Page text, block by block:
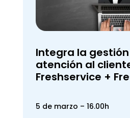
Integra la gestión
atención al
Freshservice +
5 de marzo – 16.00h